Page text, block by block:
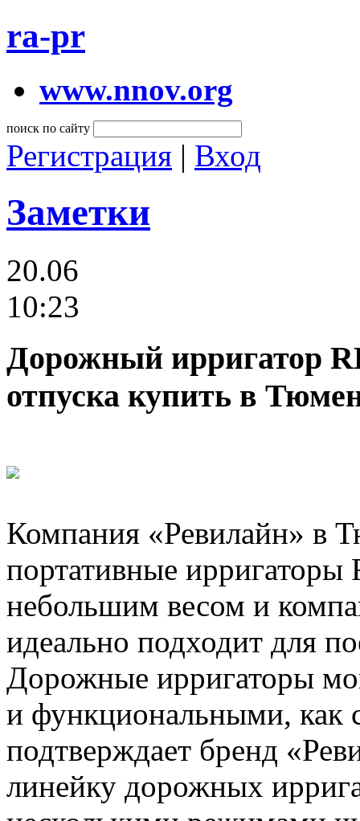
ra-pr
www.nnov.org
поиск по сайту
Регистрация | Вход
Заметки
20.06
10:23
Дорожный ирригатор
отпуска купить в
Компания «Ревилайн» в
портативные
небольшим весом и
идеально подходит для
Дорожные ирригаторы
и функциональными, как
подтверждает бренд
линейку дорожных